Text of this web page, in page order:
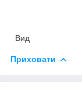
Вид
Приховати